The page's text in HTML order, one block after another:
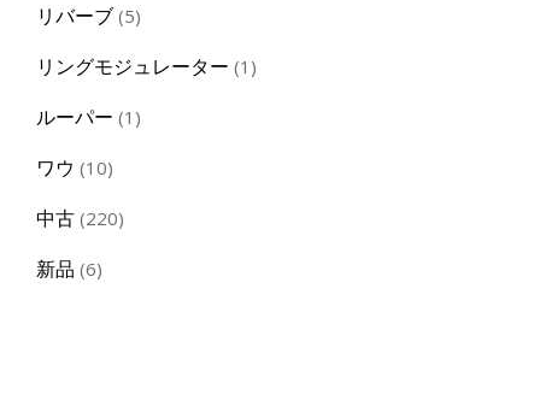
リバーブ 55
リングモジュレーター 1 1
ルーパー 1 1
ワウ 1010
中古 220220
新品 66